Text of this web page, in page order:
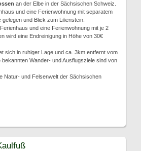
an der Elbe in der Sächsischen Schweiz.
und eine Ferienwohnung mit separatem
und Blick zum Lilienstein.
und eine Ferienwohnung mit je 2
wird eine Endreinigung in Höhe von 30€
sich in ruhiger Lage und ca. 3km entfernt vom
bekannten Wander- und Ausflugsziele sind von
Natur- und Felsenwelt der Sächsischen